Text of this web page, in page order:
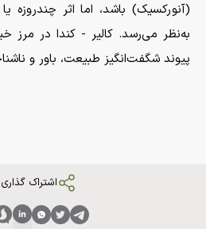
(آنورکسیک) باشد، اما اثر چندروزه
به‌نظر می‌رسد. کالیر - کندا در مرز
پیوند شگفت‌انگیز طبیعت، باور و
اشتراک